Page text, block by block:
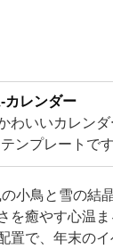
-カレンダー
わいいカレン
ンプレートで
愛い素材が盛
小鳥と雪の結
を癒やす心温
置で、年末の